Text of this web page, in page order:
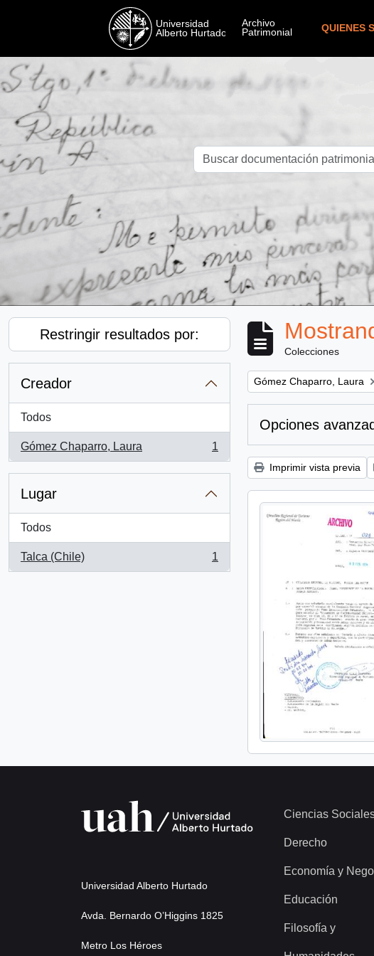
QUIENES
Restringir resultados por:
Creador
Todos
Gómez Chaparro, Laura
, 1 resultados
1
Lugar
Todos
Talca (Chile)
, 1 resultados
1
Colecciones
Remove filter:
Gómez Chaparro, Laura
Opciones
Imprimir vista previa
Universidad Alberto Hurtado
Avda. Bernardo O’Higgins 1825
Metro Los Héroes
Ciencias
Derecho
Economía y
Educación
Filosofía y